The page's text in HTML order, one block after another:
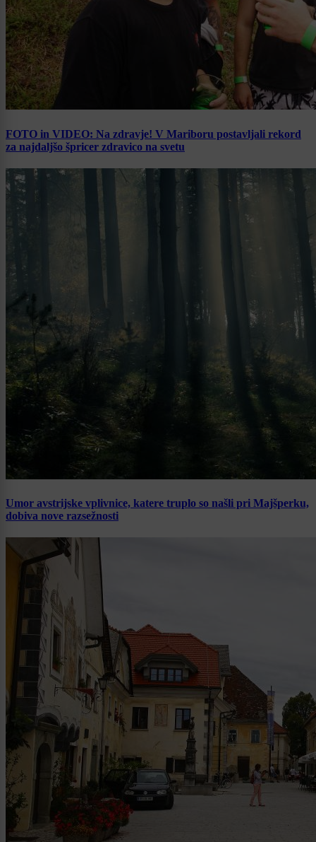
FOTO in VIDEO: Na zdravje! V Mariboru postavljali rekord
za najdaljšo špricer zdravico na svetu
Umor avstrijske vplivnice, katere truplo so našli pri Majšperku,
dobiva nove razsežnosti